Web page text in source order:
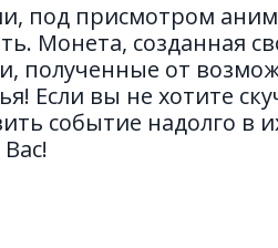
присмотром
Монета, созданная
полученные от
Если вы не хотите
событие надолго в
Вас!